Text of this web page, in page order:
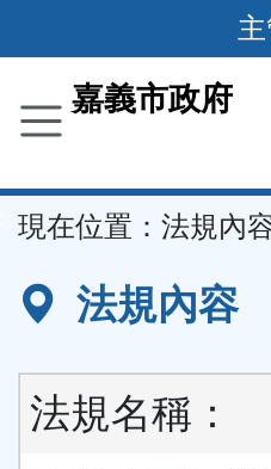
內
容
嘉義市政府
現在位置： 法規內
法規內容
法規名稱：